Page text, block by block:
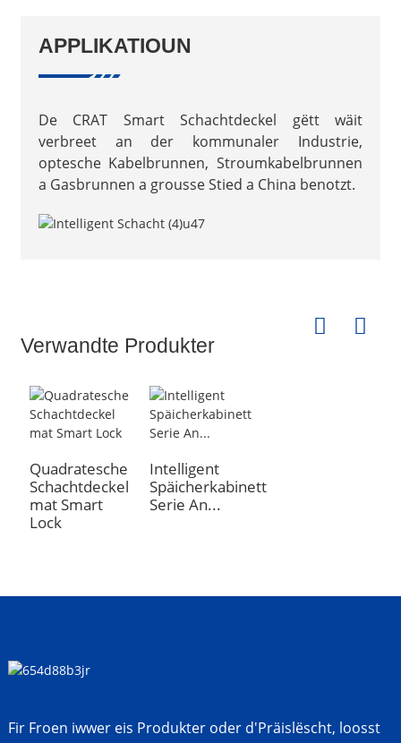
APPLIKATIOUN
De CRAT Smart Schachtdeckel gëtt wäit
verbreet an der kommunaler Industrie,
optesche Kabelbrunnen, Stroumkabelbrunnen
a Gasbrunnen a grousse Stied a China benotzt.
Verwandte Produkter
Quadratesche
Schachtdeckel
mat Smart
Lock
Intelligent
Späicherkabinett
Serie An...
Fir Froen iwwer eis Produkter oder d'Präislëscht, loosst